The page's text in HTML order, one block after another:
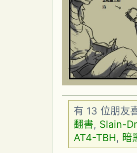
有 13 位朋友
翻書, Slain-
AT4-TBH, 暗